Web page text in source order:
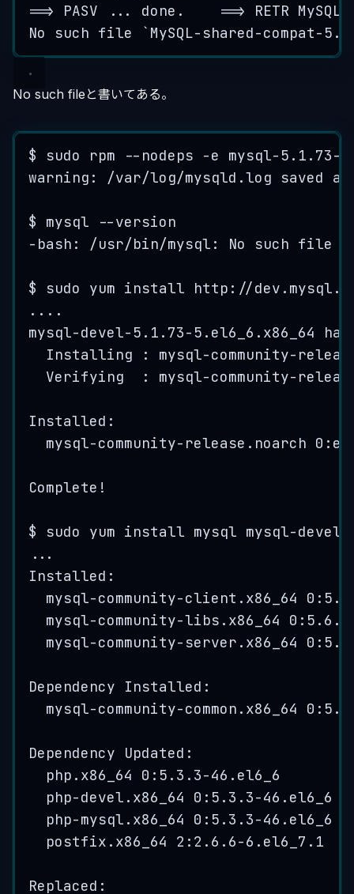
==> PASV ... done.    ==> RETR
No such file
` MySQL- shared-compat-5.6
No such fileと書いてある。
$ sudo rpm -- nodeps -e mysql-5.1 . 73-
warning: /var/log/mysqld.log saved
$ mysql --version
- bash: /usr/bin/mysql: No such file
$ sudo yum install http: //
... .
mysql-devel-5.1 . 73-5 . el6_6 . x86_64
has
Installing : mysql-community-
Verifying  : mysql-community-
Installed:
mysql-community- release . noarch 0 :
Complete !
$ sudo yum install mysql mysql-devel
...
Installed:
mysql-community-client . x86_64 0 : 5.6
mysql-community-libs . x86_64 0 : 5.6 .
mysql-community- server . x86_64 0 : 5.6
Dependency Installed:
mysql-community-common . x86_64 0 : 5.6
Dependency Updated:
php . x86_64 0 : 5.3 . 3-46 . el6_6
php-devel . x86_64 0 : 5.3 . 3-46 . el6_6
php-mysql . x86_64 0 : 5.3 . 3-46 . el6_6
postfix . x86_64 2 : 2.6 . 6-6 . el6_7 . 1
Replaced: